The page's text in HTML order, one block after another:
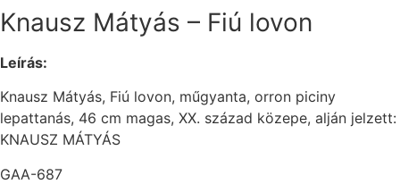
Knausz Mátyás – Fiú lovon
Leírás:
Knausz Mátyás, Fiú lovon, műgyanta, orron piciny
lepattanás, 46 cm magas, XX. század közepe, alján jelzett:
KNAUSZ MÁTYÁS
GAA-687